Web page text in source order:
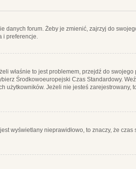
danych forum. Żeby je zmienić, zajrzyj do
i preferencje.
właśnie to jest problemem, przejdź do
Środkowoeuropejski Czas Standardowy.
użytkowników. Jeżeli nie jesteś zarejestrowany,
wyświetlany nieprawidłowo, to znaczy, że czas